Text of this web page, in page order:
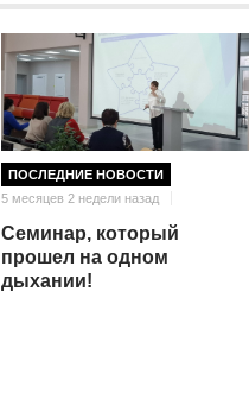
ПОСЛЕДНИЕ НОВОСТИ
5 месяцев 2 недели назад
Семинар, который
прошел на одном
дыхании!